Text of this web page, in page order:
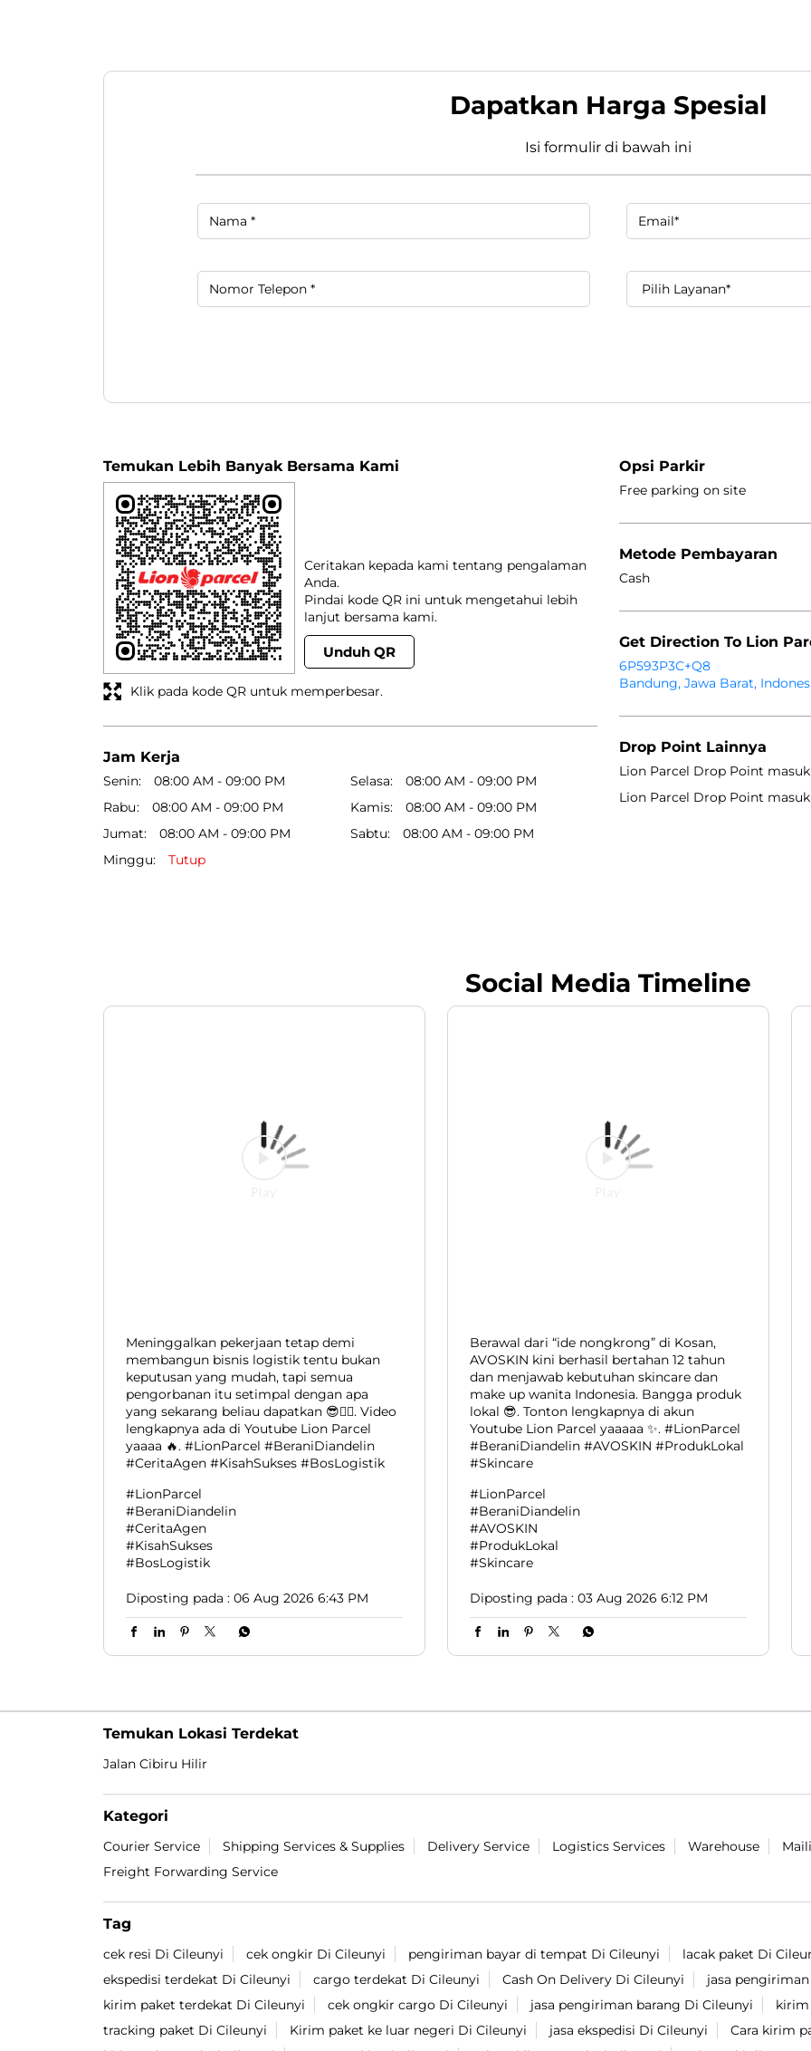
Dapatkan Harga Spesial
Isi formulir di bawah ini
Temukan Lebih Banyak Bersama Kami
Ceritakan kepada kami tentang pengalaman
Anda.
Pindai kode QR ini untuk mengetahui lebih
lanjut bersama kami.
Unduh QR
Klik pada kode QR untuk memperbesar.
Jam Kerja
Senin 08:00 AM - 09:00 PM Selasa
08:00 AM - 09:00 PM
Rabu
08:00 AM - 09:00 PM Kamis
08:00 AM - 09:00 PM
Jumat
08:00 AM - 09:00 PM Sabtu
08:00 AM - 09:00 PM
Minggu
Tutup
Opsi Parkir
Free parking on site
Metode Pembayaran
Cash
Get Direction To Lion
6P593P3C+Q8
Bandung, Jawa Barat,
Drop Point Lainnya
Lion Parcel Drop Point masuk
Lion Parcel Drop Point masuk
Social Media Timeline
membangun bisnis logistik tentu bukan
keputusan yang mudah, tapi semua
pengorbanan itu setimpal dengan apa
#LionParcel
#CeritaAgen
Diposting pada :
AVOSKIN kini berhasil bertahan 12 tahun
dan menjawab kebutuhan skincare dan
make up wanita Indonesia. Bangga produk
Diposting pada : 03 Aug 2026 6:12 PM
Temukan Lokasi Terdekat
Jalan Cibiru Hilir